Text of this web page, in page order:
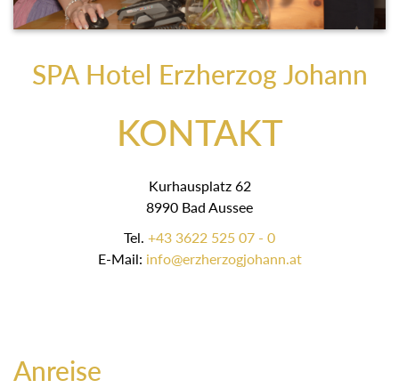
SPA Hotel Erzherzog Johann
KONTAKT
Kurhausplatz 62
8990 Bad Aussee
Tel. +43 3622 525 07 - 0
E-Mail: info@erzherzogjohann.at
Anreise